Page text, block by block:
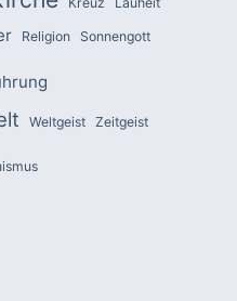
Religion Sonnengott
Weltgeist Zeitgeist